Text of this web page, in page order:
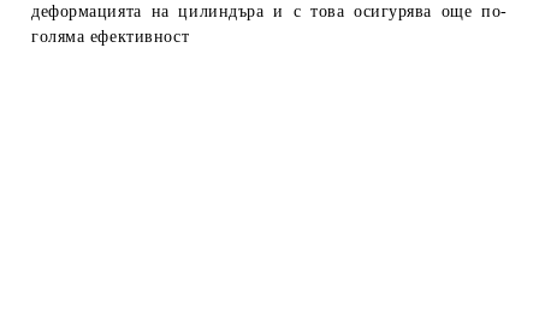
деформацията на цилиндъра и с това осигурява още по-
голяма ефективност